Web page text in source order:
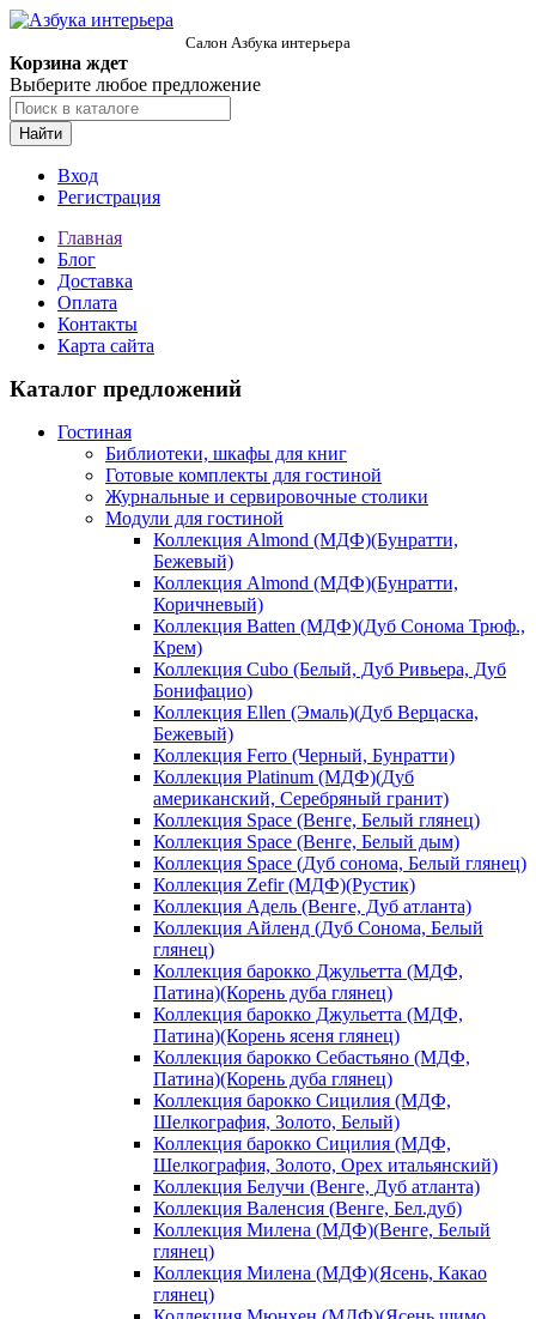
Салон Азбука интерьера
Корзина ждет
Выберите любое предложение
Найти
Вход
Регистрация
Главная
Блог
Доставка
Оплата
Контакты
Карта сайта
Каталог предложений
Гостиная
Библиотеки, шкафы для книг
Готовые комплекты для гостиной
Журнальные и сервировочные столики
Модули для гостиной
Коллекция Almond (МДФ)(Бунратти,
Бежевый)
Коллекция Almond (МДФ)(Бунратти,
Коричневый)
Коллекция Batten (МДФ)(Дуб Сонома Трюф.,
Крем)
Коллекция Cubo (Белый, Дуб Ривьера, Дуб
Бонифацио)
Коллекция Ellen (Эмаль)(Дуб Верцаска,
Бежевый)
Коллекция Ferro (Черный, Бунратти)
Коллекция Platinum (МДФ)(Дуб
американский, Серебряный гранит)
Коллекция Space (Венге, Белый глянец)
Коллекция Space (Венге, Белый дым)
Коллекция Space (Дуб сонома, Белый глянец)
Коллекция Zefir (МДФ)(Рустик)
Коллекция Адель (Венге, Дуб атланта)
Коллекция Айленд (Дуб Сонома, Белый
глянец)
Коллекция барокко Джульетта (МДФ,
Патина)(Корень дуба глянец)
Коллекция барокко Джульетта (МДФ,
Патина)(Корень ясеня глянец)
Коллекция барокко Себастьяно (МДФ,
Патина)(Корень дуба глянец)
Коллекция барокко Сицилия (МДФ,
Шелкография, Золото, Белый)
Коллекция барокко Сицилия (МДФ,
Шелкография, Золото, Орех итальянский)
Коллекция Белучи (Венге, Дуб атланта)
Коллекция Валенсия (Венге, Бел.дуб)
Коллекция Милена (МДФ)(Венге, Белый
глянец)
Коллекция Милена (МДФ)(Ясень, Какао
глянец)